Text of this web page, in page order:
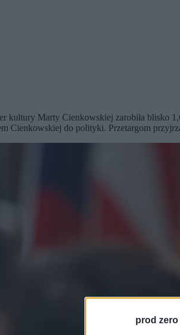
prod zero
kultury Marty Cienkowskiej zarobiła blisko
Cienkowskiej do polityki. Przetargom